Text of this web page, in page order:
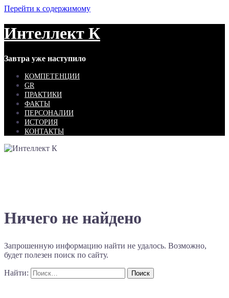
Перейти к содержимому
Интеллект К
Завтра уже наступило
КОМПЕТЕНЦИИ
GR
ПРАКТИКИ
ФАКТЫ
ПЕРСОНАЛИИ
ИСТОРИЯ
КОНТАКТЫ
Ничего не найдено
Запрошенную информацию найти не удалось. Возможно,
будет полезен поиск по сайту.
Найти: